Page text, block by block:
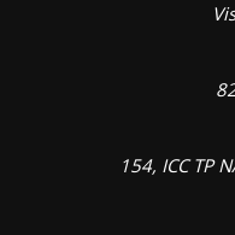
154, ICC TP